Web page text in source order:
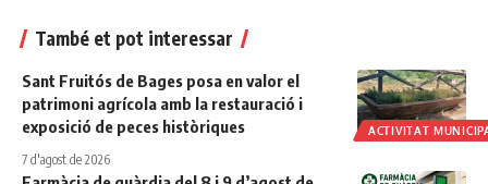
També et pot interessar
ACTIVITAT
Sant Fruitós de Bages posa en valor el
patrimoni agrícola amb la restauració i
exposició de peces històriques
7 d'agost de 2026